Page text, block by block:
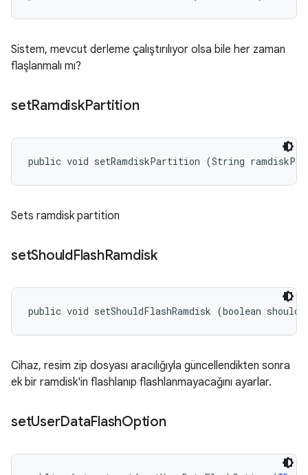
Sistem, mevcut derleme çalıştırılıyor olsa bile her zaman
flaşlanmalı mı?
setRamdiskPartition
public void setRamdiskPartition (String
Sets ramdisk partition
setShouldFlashRamdisk
public void setShouldFlashRamdisk (boolean
Cihaz, resim zip dosyası aracılığıyla güncellendikten sonra
ek bir ramdisk'in flashlanıp flashlanmayacağını ayarlar.
setUserDataFlashOption